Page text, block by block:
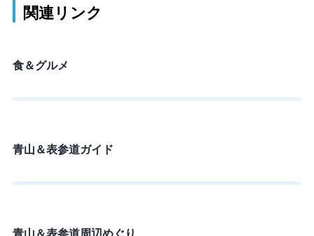
関連リンク
食＆グルメ
青山＆表参道ガイド
青山＆表参道周辺めぐり